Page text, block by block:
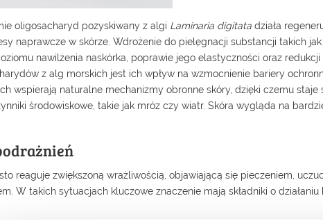
oligosacharyd pozyskiwany z algi Laminaria digitata działa
naprawcze w skórze. Wdrożenie do pielęgnacji substancji takich
nawilżenia naskórka, poprawie jego elastyczności oraz
z alg morskich jest ich wpływ na wzmocnienie bariery
wspierają naturalne mechanizmy obronne skóry, dzięki czemu staje
środowiskowe, takie jak mróz czy wiatr. Skóra wygląda na
reaguje zwiększoną wrażliwością, objawiającą się pieczeniem,
W takich sytuacjach kluczowe znaczenie mają składniki o